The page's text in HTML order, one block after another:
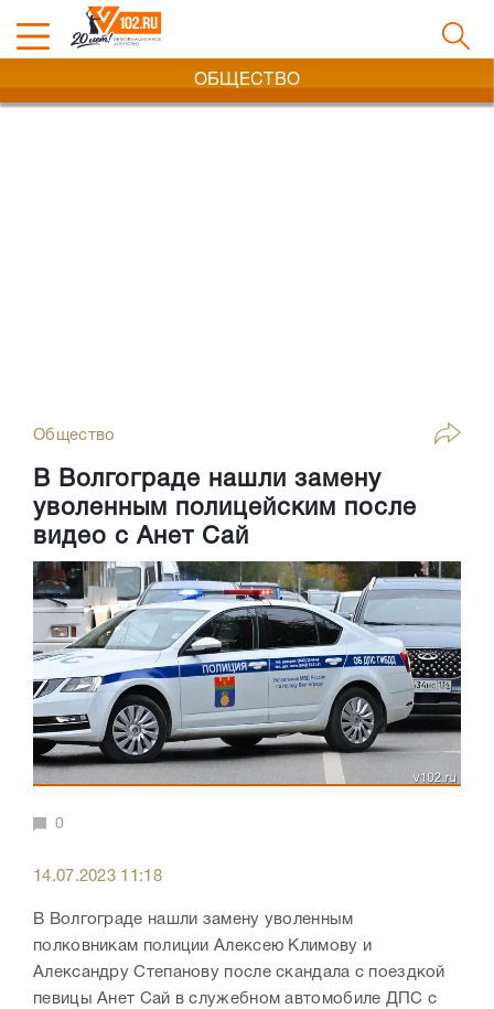
ОБЩЕСТВО
Общество
В Волгограде нашли замену
уволенным полицейским после
видео с Анет Сай
0
14.07.2023 11:18
В Волгограде нашли замену уволенным
полковникам полиции Алексею Климову и
Александру Степанову после скандала с поездкой
певицы Анет Сай в служебном автомобиле ДПС с